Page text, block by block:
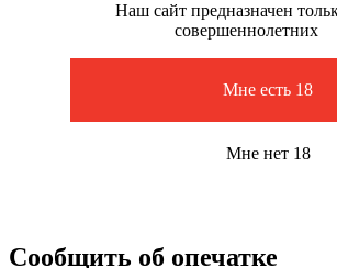
Наш сайт предназначен
совершеннолетних
Мне есть 18
Мне нет 18
Сообщить об опечатке